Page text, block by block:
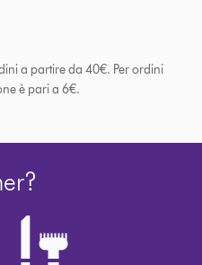
a partire da 40€. Per ordini
è pari a 6€.